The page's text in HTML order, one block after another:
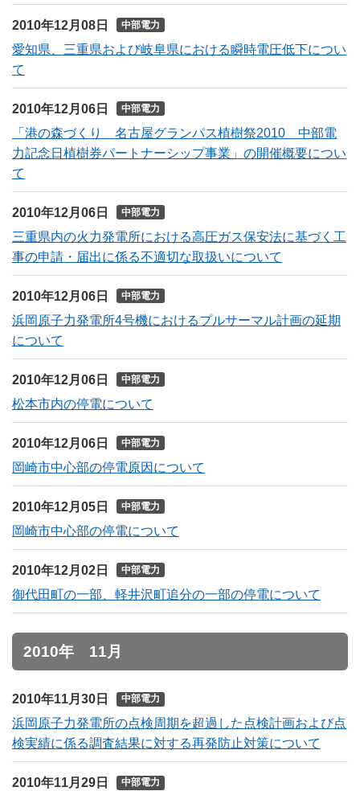
2010年12月08日 中部電力
愛知県、三重県および岐阜県における瞬時電圧低下につい
て
2010年12月06日 中部電力
「港の森づくり 名古屋グランパス植樹祭2010 中部電
力記念日植樹券パートナーシップ事業」の開催概要につい
て
2010年12月06日 中部電力
三重県内の火力発電所における高圧ガス保安法に基づく工
事の申請・届出に係る不適切な取扱いについて
2010年12月06日 中部電力
浜岡原子力発電所4号機におけるプルサーマル計画の延期
について
2010年12月06日 中部電力
松本市内の停電について
2010年12月06日 中部電力
岡崎市中心部の停電原因について
2010年12月05日 中部電力
岡崎市中心部の停電について
2010年12月02日 中部電力
御代田町の一部、軽井沢町追分の一部の停電について
2010年 11月
2010年11月30日 中部電力
浜岡原子力発電所の点検周期を超過した点検計画および点
検実績に係る調査結果に対する再発防止対策について
2010年11月29日 中部電力